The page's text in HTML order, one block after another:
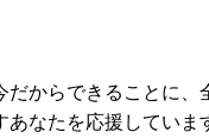
からできることに、
なたを応援していま